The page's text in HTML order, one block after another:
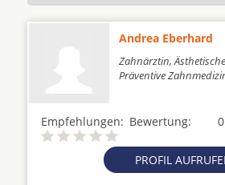
Andrea Eberhard
Zahnärztin,
Präventive
Empfehlungen: 0
Bewertung:
PROFIL